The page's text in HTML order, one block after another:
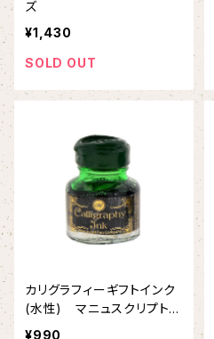
ズ
¥1,430
SOLD OUT
カリグラフィーギフトインク
(水性) マニュスクリプト
(MANUSCRIPT)社
¥990